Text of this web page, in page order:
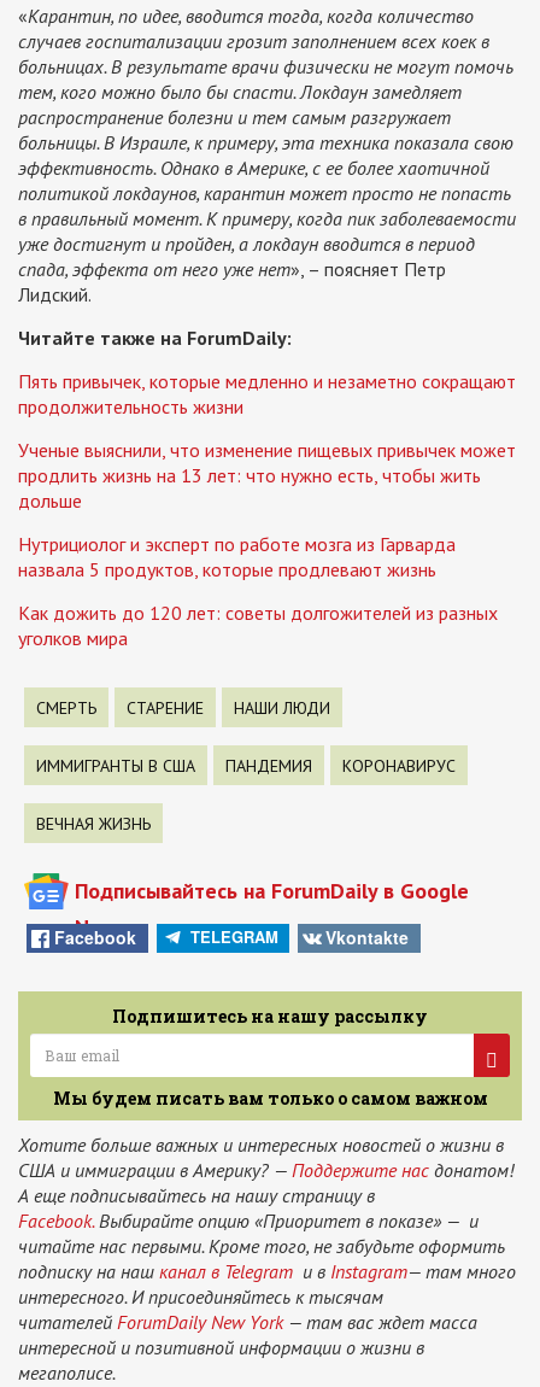
«Карантин, по идее, вводится тогда, когда количество
случаев госпитализации грозит заполнением всех коек в
больницах. В результате врачи физически не могут помочь
тем, кого можно было бы спасти. Локдаун замедляет
распространение болезни и тем самым разгружает
больницы. В Израиле, к примеру, эта техника показала свою
эффективность. Однако в Америке, с ее более хаотичной
политикой локдаунов, карантин может просто не попасть
в правильный момент. К примеру, когда пик заболеваемости
уже достигнут и пройден, а локдаун вводится в период
спада, эффекта от него уже нет», – поясняет Петр
Лидский.
Читайте также на ForumDaily:
Пять привычек, которые медленно и незаметно сокращают
продолжительность жизни
Ученые выяснили, что изменение пищевых привычек может
продлить жизнь на 13 лет: что нужно есть, чтобы жить
дольше
Нутрициолог и эксперт по работе мозга из Гарварда
назвала 5 продуктов, которые продлевают жизнь
Как дожить до 120 лет: советы долгожителей из разных
уголков мира
СМЕРТЬ СТАРЕНИЕ НАШИ ЛЮДИ
ИММИГРАНТЫ В США ПАНДЕМИЯ КОРОНАВИРУС
ВЕЧНАЯ ЖИЗНЬ
Подписывайтесь на ForumDaily в Google
News
Facebook TELEGRAM Vkontakte
Подпишитесь на нашу рассылку
Мы будем писать вам только о самом важном
Хотите больше важных и интересных новостей о жизни в
США и иммиграции в Америку? — Поддержите нас донатом!
А еще подписывайтесь на нашу страницу в
Facebook.Выбирайте опцию «Приоритет в показе» — и
читайте нас первыми. Кроме того, не забудьте оформить
подписку на наш канал в Telegram и в Instagram— там много
интересного. И присоединяйтесь к тысячам
читателей ForumDaily New York— там вас ждет масса
интересной и позитивной информации о жизни в
мегаполисе.